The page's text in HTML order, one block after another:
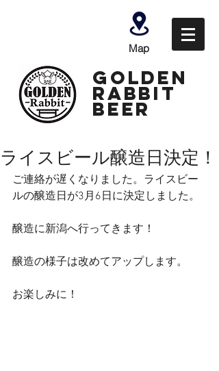
Map
GOLDEN
Rabbit
Beer
ライスビール醸造日決定！
ご連絡が遅くなりました。ライスビー
ルの醸造日が3月6日に決定しました。
醸造に新潟へ行ってきます！
醸造の様子は改めてアップします。
お楽しみに！